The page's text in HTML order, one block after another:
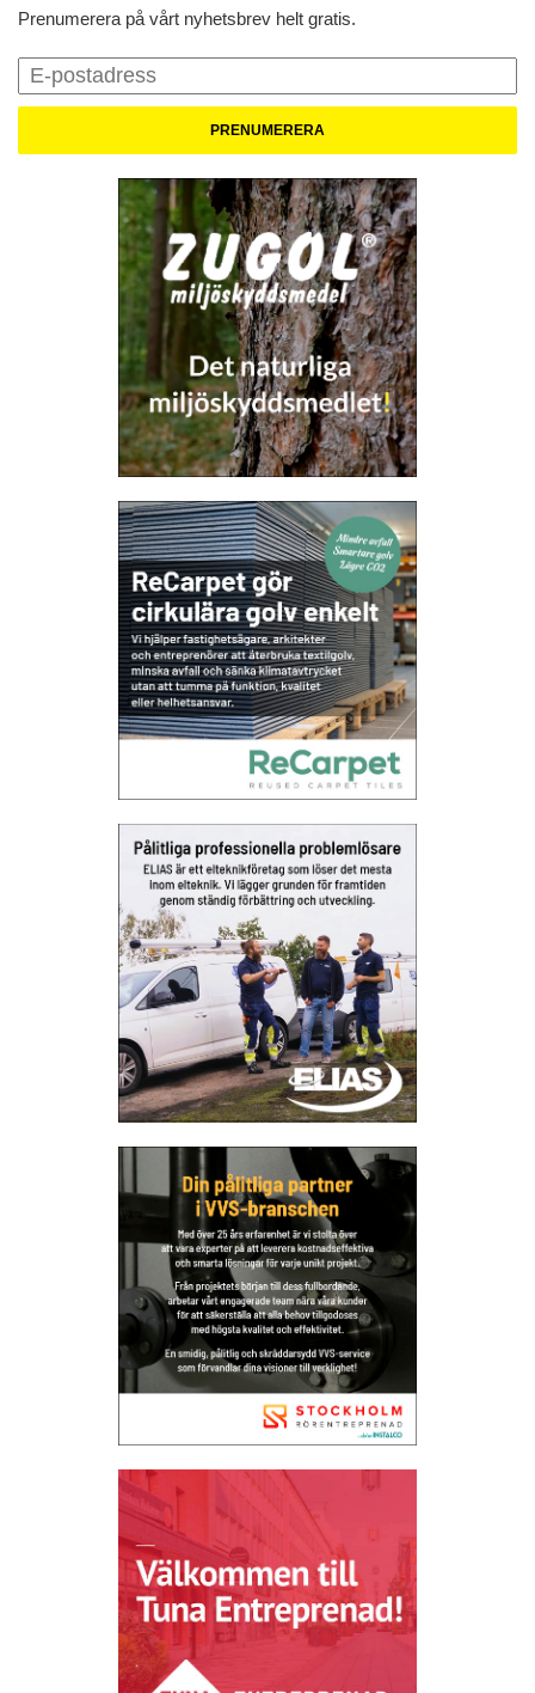
Prenumerera på vårt nyhetsbrev helt gratis.